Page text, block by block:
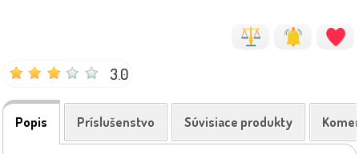
3.0
Popis Príslušenstvo Súvisiace produkty